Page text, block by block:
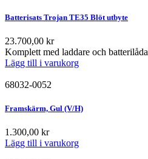
Batterisats Trojan TE35 Blöt utbyte
23.700,00 kr
Komplett med laddare och batterilåda
Lägg till i varukorg
68032-0052
Framskärm, Gul (V/H)
1.300,00 kr
Lägg till i varukorg